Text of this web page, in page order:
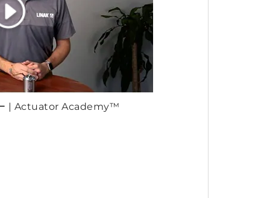
| Actuator Academy™